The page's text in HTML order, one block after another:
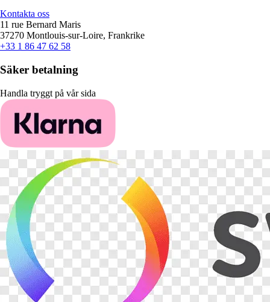
Kontakta oss
11 rue Bernard Maris
37270 Montlouis-sur-Loire, Frankrike
+33 1 86 47 62 58
Säker betalning
Handla tryggt på vår sida